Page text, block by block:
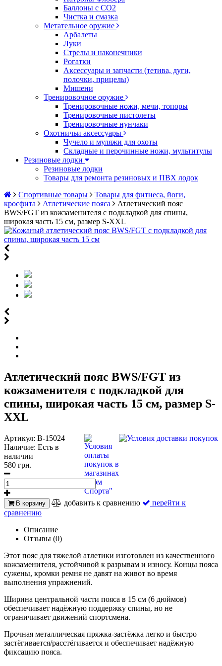
Баллоны с CO2
Чистка и смазка
Метательное оружие
Арбалеты
Луки
Стрелы и наконечники
Рогатки
Аксессуары и запчасти (тетива, дуги,
полочки, прицелы)
Мишени
Тренировочное оружие
Тренировочные ножи, мечи, топоры
Тренировочные пистолеты
Тренировочные нунчаки
Охотничьи аксессуары
Чучело и муляжи для охоты
Складные и перочинные ножи, мультитулы
Резиновые лодки
Резиновые лодки
Товары для ремонта резиновых и ПВХ лодок
Спортивные товары
Товары для фитнеса, йоги,
кросфита
Атлетические пояса
Атлетический пояс
BWS/FGT из кожзаменителя с подкладкой для спины,
широкая часть 15 см, размер S-XXL
Атлетический пояс BWS/FGT из
кожзаменителя с подкладкой для
спины, широкая часть 15 см, размер S-
XXL
Артикул: B-15024
Наличие: Есть в
наличии
580 грн.
В корзину добавить к сравнению
перейти к
сравнению
Описание
Отзывы (0)
Этот пояс для тяжелой атлетики изготовлен из качественного
кожзаменителя, устойчивой к разрывам и износу. Концы пояса
сужены, кромки ремня не давят на живот во время
выполнения упражнений.
Ширина центральной части пояса в 15 см (6 дюймов)
обеспечивает надёжную поддержку спины, но не
ограничивает движений спортсмена.
Прочная металлическая пряжка-застёжка легко и быстро
застёгивается/расстёгивается и обеспечивает надёжную
фиксацию пояса.